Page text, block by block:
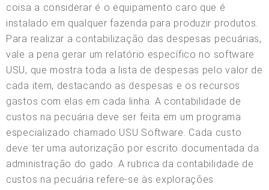
coisa a considerar é o equipamento caro que é
instalado em qualquer fazenda para produzir produtos.
Para realizar a contabilização das despesas pecuárias,
vale a pena gerar um relatório específico no software
USU, que mostra toda a lista de despesas pelo valor de
cada item, destacando as despesas e os recursos
gastos com elas em cada linha. A contabilidade de
custos na pecuária deve ser feita em um programa
especializado chamado USU Software. Cada custo
deve ter uma autorização por escrito documentada da
administração do gado. A rubrica da contabilidade de
custos na pecuária refere-se às explorações